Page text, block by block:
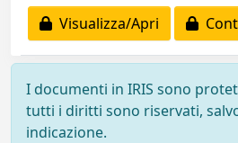
Visualizza/Apri
I documenti in IRIS sono
tutti i diritti sono riservati,
indicazione.